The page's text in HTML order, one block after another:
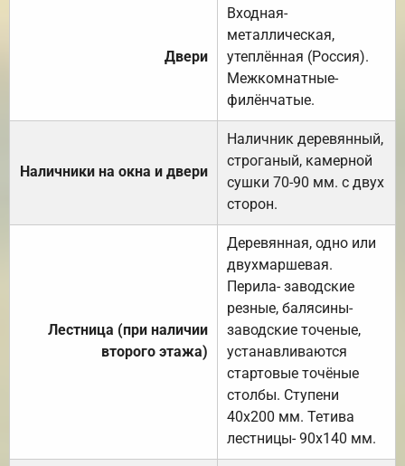
Двери
Входная-
металлическая,
утеплённая (Россия).
Межкомнатные-
филёнчатые.
Наличники на окна и двери
Наличник деревянный,
строганый, камерной
сушки 70-90 мм. с двух
сторон.
Лестница (при наличии
второго этажа)
Деревянная, одно или
двухмаршевая.
Перила- заводские
резные, балясины-
заводские точеные,
устанавливаются
стартовые точёные
столбы. Ступени
40х200 мм. Тетива
лестницы- 90х140 мм.